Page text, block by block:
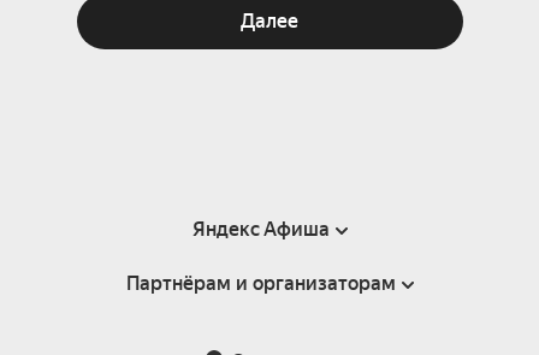
Далее
Яндекс Афиша
Справка
Партнёрам и организаторам